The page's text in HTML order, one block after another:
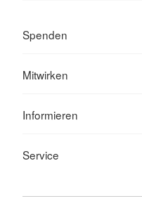
Spenden
Mitwirken
Informieren
Service